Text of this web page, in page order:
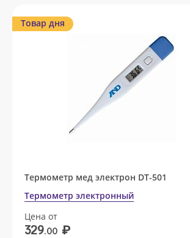
Товар дня
Термометр мед электрон DT-501
Термометр электронный
Цена от
329.00 ₽